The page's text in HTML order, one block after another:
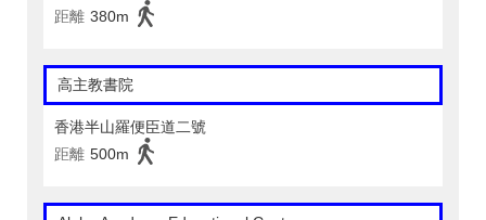
距離 380m
高主教書院
香港半山羅便臣道二號
距離 500m